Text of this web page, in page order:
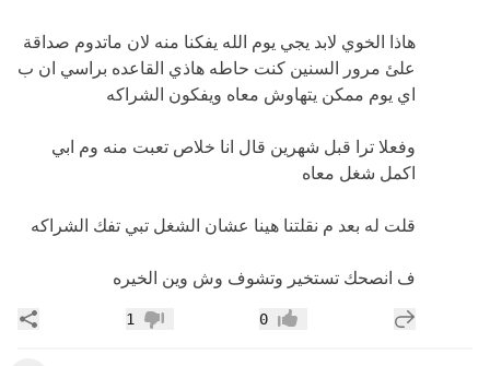
هاذا الخوي لابد يجي يوم الله يفكنا منه لان ماتدوم صداقة
علئ مرور السنين كنت حاطه هاذي القاعده براسي ان ب
اي يوم ممكن يتهاوش معاه ويفكون الشراكه
وفعلا ترا قبل شهرين قال انا خلاص تعبت منه وم ابي
اكمل شغل معاه
قلت له بعد م نقلتنا هينا عشان الشغل تبي تفك الشراكه
ف انصحك تستخير وتشوف وش وين الخيره
إضافة رد جديد إعجاب0 عدم إعجاب
1